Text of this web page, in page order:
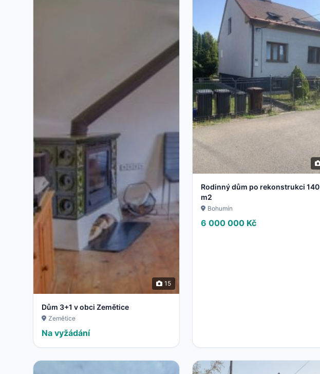
15
Dům 3+1 v obci Zemětice
Zemětice
Na vyžádání
Rodinný dům po rekonstrukci 140
m2
Bohumín
6 000 000 Kč